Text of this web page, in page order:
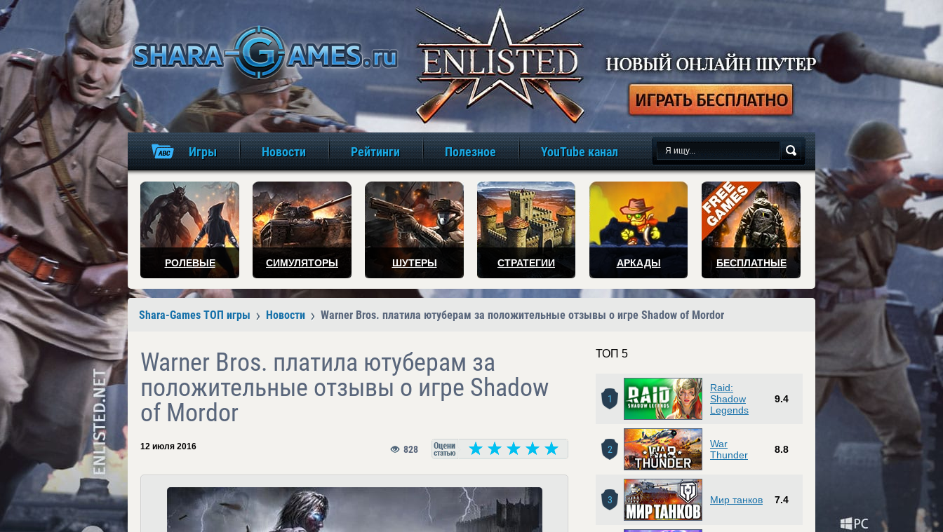
игры онлайн бесплатно
Игры Новости Рейтинги Полезное YouTube канал
РОЛЕВЫЕ СИМУЛЯТОРЫ ШУТЕРЫ СТРАТЕГИИ АРКАДЫ БЕСПЛАТНЫЕ
Shara-Games ТОП игры Новости Warner Bros. платила ютуберам за положительные отзывы о игре Shadow of Mordor
Warner Bros. платила ютуберам за
положительные отзывы о игре Shadow
of Mordor
12 июля 2016 828
ТОП 5
1
Raid:
Shadow
Legends
9.4
2
War
Thunder
8.8
3 Мир танков 7.4